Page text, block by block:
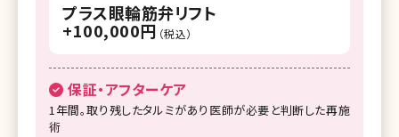
プラス眼輪筋弁リフト
+100,000円 （税込）
保証・アフターケア
1年間。取り残したタルミがあり医師が必要と判断した再施
術